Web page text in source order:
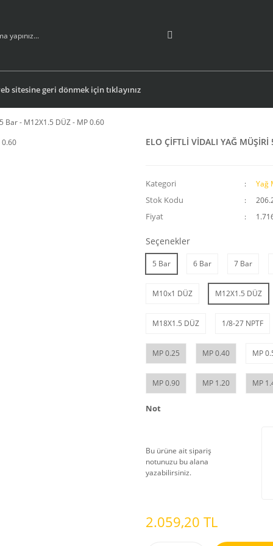
sitesine geri dönmek için tıklayınız
Bar - M12X1.5 DÜZ - MP 0.60
ELO ÇİFTLİ VİDALI YAĞ
Kategori Yağ
Stok Kodu
Fiyat
Seçenekler
5 Bar 6 Bar 7 Bar
M10x1 DÜZ M12X1.5 DÜZ
M18X1.5 DÜZ 1/8-27 NPTF
MP 0.25 MP 0.40 MP
MP 0.90 MP 1.20 MP
Not
Bu ürüne ait sipariş
notunuzu bu alana
yazabilirsiniz.
2.059,20 TL